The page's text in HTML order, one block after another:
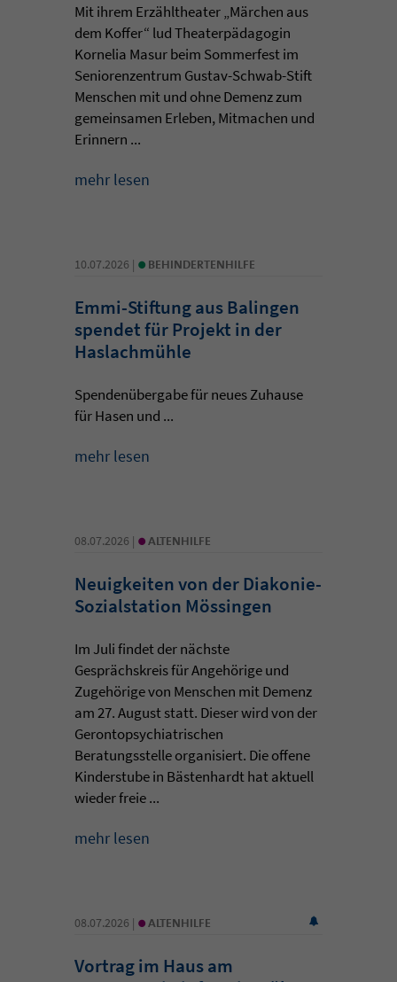
Mit ihrem Erzähltheater „Märchen aus
dem Koffer“ lud Theaterpädagogin
Kornelia Masur beim Sommerfest im
Seniorenzentrum Gustav-Schwab-Stift
Menschen mit und ohne Demenz zum
gemeinsamen Erleben, Mitmachen und
Erinnern ...
mehr lesen
10.07.2026 | • BEHINDERTENHILFE
Emmi-Stiftung aus Balingen
spendet für Projekt in der
Haslachmühle
Spendenübergabe für neues Zuhause
für Hasen und ...
mehr lesen
08.07.2026 | • ALTENHILFE
Neuigkeiten von der Diakonie-
Sozialstation Mössingen
Im Juli findet der nächste
Gesprächskreis für Angehörige und
Zugehörige von Menschen mit Demenz
am 27. August statt. Dieser wird von der
Gerontopsychiatrischen
Beratungsstelle organisiert. Die offene
Kinderstube in Bästenhardt hat aktuell
wieder freie ...
mehr lesen
08.07.2026 | • ALTENHILFE
Vortrag im Haus am